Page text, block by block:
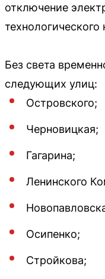
отключение
Без света
следующих улиц:
Островского;
Черновицкая;
Гагарина;
Ленинского
Осипенко;
Стройкова;